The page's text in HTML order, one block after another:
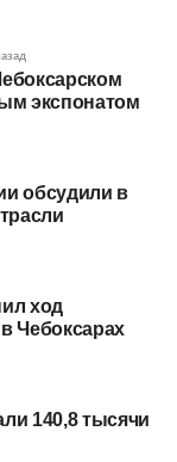
экспонатом
обсудили в
ход
Чебоксарах
140,8 тысячи